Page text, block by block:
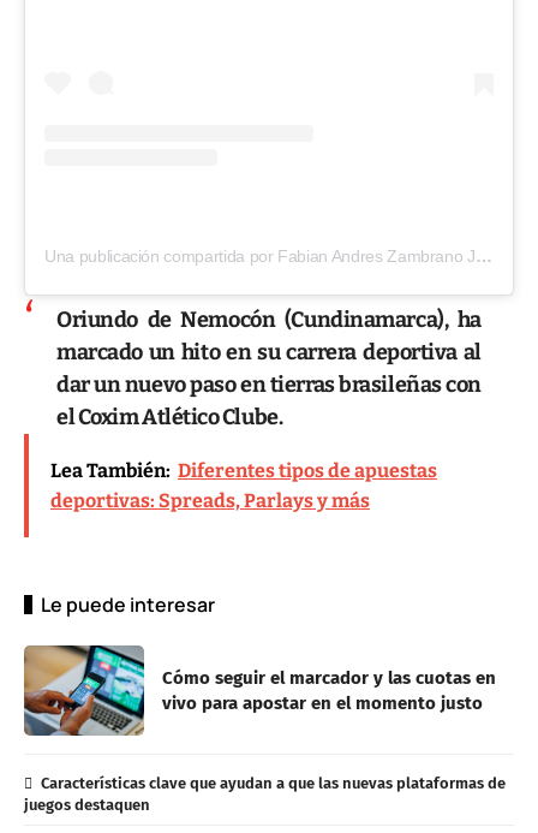
Una publicación compartida por Fabian Andres Zambrano Jimenez (@zambra10_)
Oriundo de Nemocón (Cundinamarca), ha
marcado un hito en su carrera deportiva al
dar un nuevo paso en tierras brasileñas con
el Coxim Atlético Clube.
Lea También: Diferentes tipos de apuestas
deportivas: Spreads, Parlays y más
Le puede interesar
Cómo seguir el marcador y las cuotas en
vivo para apostar en el momento justo
Características clave que ayudan a que las nuevas plataformas de
juegos destaquen